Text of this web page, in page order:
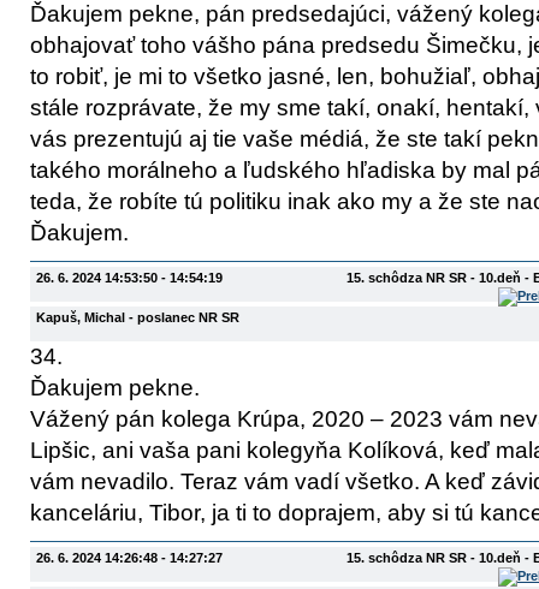
Ďakujem pekne, pán predsedajúci, vážený
obhajovať toho vášho pána predsedu Šimečku,
to robiť, je mi to všetko jasné, len, bohužiaľ,
stále rozprávate, že my sme takí, onakí,
vás prezentujú aj tie vaše médiá, že ste takí
takého morálneho a ľudského hľadiska by mal
teda, že robíte tú politiku inak ako my a že ste
Ďakujem.
26. 6. 2024 14:53:50 - 14:54:19 15. schôdza NR SR - 10.deň
Kapuš, Michal - poslanec NR SR
34.
Ďakujem pekne.
Vážený pán kolega Krúpa, 2020 – 2023 vám
Lipšic, ani vaša pani kolegyňa Kolíková, keď
vám nevadilo. Teraz vám vadí všetko. A keď
kanceláriu, Tibor, ja ti to doprajem, aby si tú
26. 6. 2024 14:26:48 - 14:27:27 15. schôdza NR SR - 10.deň